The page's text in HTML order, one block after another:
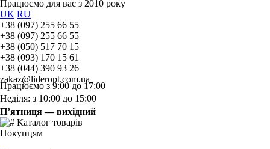
Працюємо для вас з 2010 року
UK RU
+38 (097) 255 66 55
+38 (097) 255 66 55
+38 (050) 517 70 15
+38 (093) 170 15 61
+38 (044) 390 93 26
zakaz@lideropt.com.ua
Працюємо з 9:00 до 17:00
Неділя: з 10:00 до 15:00
П’ятниця — вихідний
Каталог товарів
Покупцям